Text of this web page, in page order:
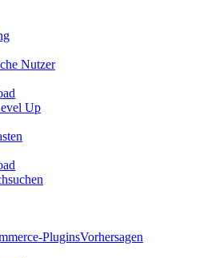
Nutzer
Up
PluginsVorhersagen